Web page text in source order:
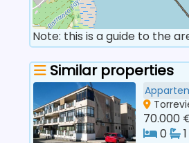
Note: this is a guide to the
Similar properties
70.000
0
1